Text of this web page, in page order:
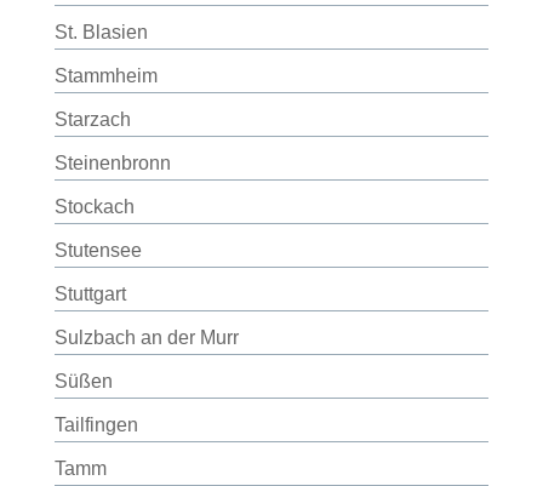
St. Blasien
Stammheim
Starzach
Steinenbronn
Stockach
Stutensee
Stuttgart
Sulzbach an der Murr
Süßen
Tailfingen
Tamm